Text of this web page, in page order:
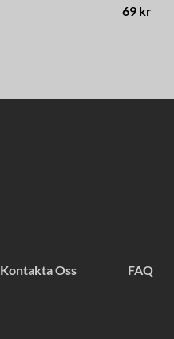
69 kr
Kontakta Oss FAQ